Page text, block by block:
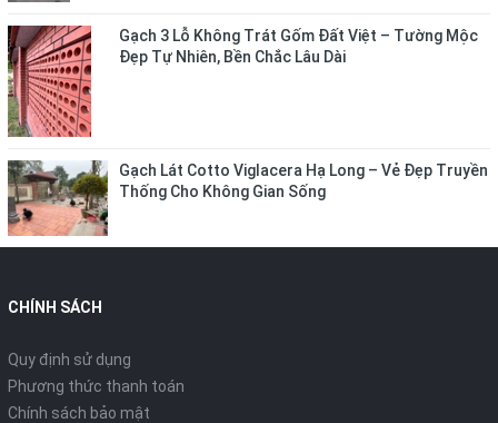
Gạch 3 Lỗ Không Trát Gốm Đất Việt – Tường Mộc
Đẹp Tự Nhiên, Bền Chắc Lâu Dài
Gạch Lát Cotto Viglacera Hạ Long – Vẻ Đẹp Truyền
Thống Cho Không Gian Sống
CHÍNH SÁCH
Quy định sử dụng
Phương thức thanh toán
Chính sách bảo mật